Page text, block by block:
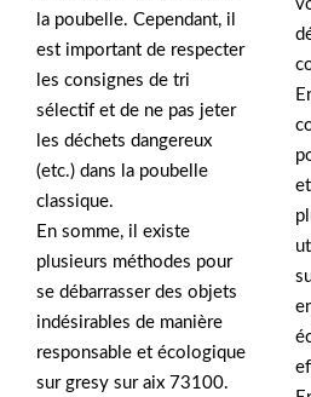
la poubelle. Cependant, il
est important de respecter
les consignes de tri
sélectif et de ne pas jeter
les déchets dangereux
(etc.) dans la poubelle
classique.
En somme, il existe
plusieurs méthodes pour
se débarrasser des objets
indésirables de manière
responsable et écologique
sur gresy sur aix 73100.